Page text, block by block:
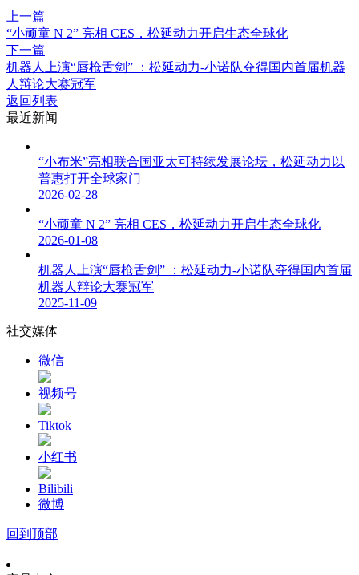
上一篇
“小顽童 N 2” 亮相 CES，松延动力开启生态全球化
下一篇
机器人上演“唇枪舌剑” ：松延动力-小诺队夺得国内首届机器
人辩论大赛冠军
返回列表
最近新闻
“小布米”亮相联合国亚太可持续发展论坛，松延动力以
普惠打开全球家门
2026-02-28
“小顽童 N 2” 亮相 CES，松延动力开启生态全球化
2026-01-08
机器人上演“唇枪舌剑” ：松延动力-小诺队夺得国内首届
机器人辩论大赛冠军
2025-11-09
社交媒体
微信
视频号
Tiktok
小红书
Bilibili
微博
回到顶部